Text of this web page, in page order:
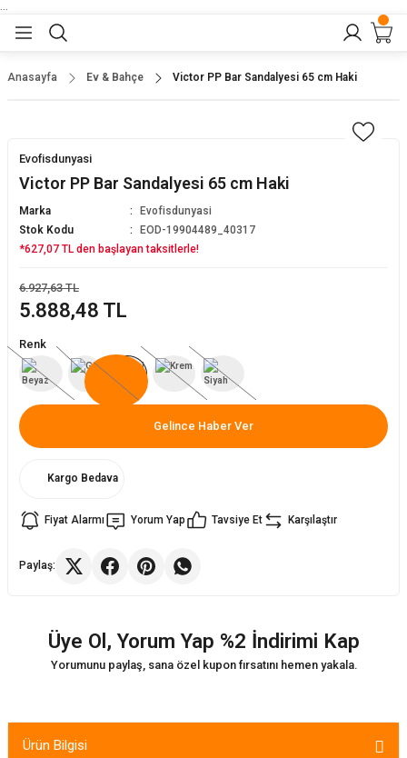
Sandalye
Sandalyesi
Anasayfa Ev & Bahçe Victor PP Bar Sandalyesi 65 cm Haki
Evofisdunyasi
Victor PP Bar Sandalyesi 65 cm Haki
Marka
Evofisdunyasi
Stok Kodu
EOD-19904489_40317
*627,07 TL den başlayan taksitlerle!
5.888,48 TL
6.927,63 TL
Renk
Gelince Haber Ver
Kargo Bedava
Fiyat Alarmı Yorum Yap Tavsiye Et Karşılaştır
Paylaş:
Üye Ol, Yorum Yap %2 İndirimi Kap
Yorumunu paylaş, sana özel kupon fırsatını hemen yakala.
Ürün Bilgisi